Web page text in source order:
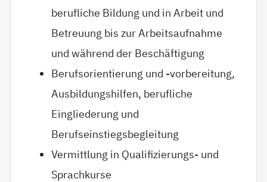
berufliche Bildung und in Arbeit und
Betreuung bis zur Arbeitsaufnahme
und während der Beschäftigung
Berufsorientierung und -vorbereitung,
Ausbildungshilfen, berufliche
Eingliederung und
Berufseinstiegsbegleitung
Vermittlung in Qualifizierungs- und
Sprachkurse